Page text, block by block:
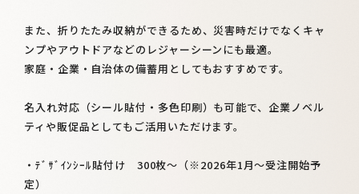
また、折りたたみ収納ができるため、災害時だけでなくキャ
ンプやアウトドアなどのレジャーシーンにも最適。
家庭・企業・自治体の備蓄用としてもおすすめです。
名入れ対応（シール貼付・多色印刷）も可能で、企業ノベル
ティや販促品としてもご活用いただけます。
・ﾃﾞｻﾞｲﾝｼｰﾙ貼付け 300枚～（※2026年1月～受注開始予
定）